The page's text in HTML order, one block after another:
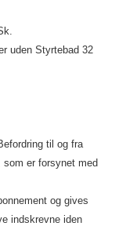
Styrtebad 32
til og fra
er forsynet med
og gives
indskrevne iden